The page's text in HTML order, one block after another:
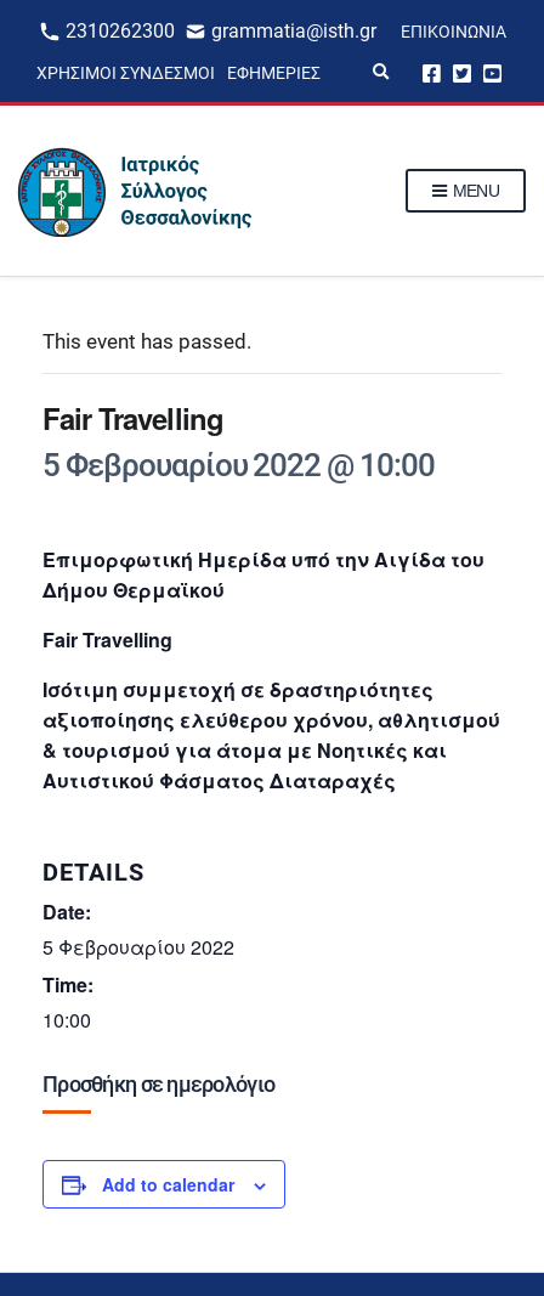
2310262300 grammatia@isth.gr ΕΠΙΚΟΙΝΩΝΊΑ
ΧΡΉΣΙΜΟΙ ΣΎΝΔΕΣΜΟΙ ΕΦΗΜΕΡΊΕΣ
p
MENU
This event has passed.
Fair Travelling
5 Φεβρουαρίου 2022 @ 10:00
Επιμορφωτική Ημερίδα υπό την Αιγίδα του
Δήμου Θερμαϊκού
Fair Travelling
Ισότιμη συμμετοχή σε δραστηριότητες
αξιοποίησης ελεύθερου χρόνου, αθλητισμού
& τουρισμού για άτομα με Νοητικές και
Αυτιστικού Φάσματος Διαταραχές
DETAILS
Date:
5 Φεβρουαρίου 2022
Time:
10:00
Προσθήκη σε ημερολόγιο
Add to calendar